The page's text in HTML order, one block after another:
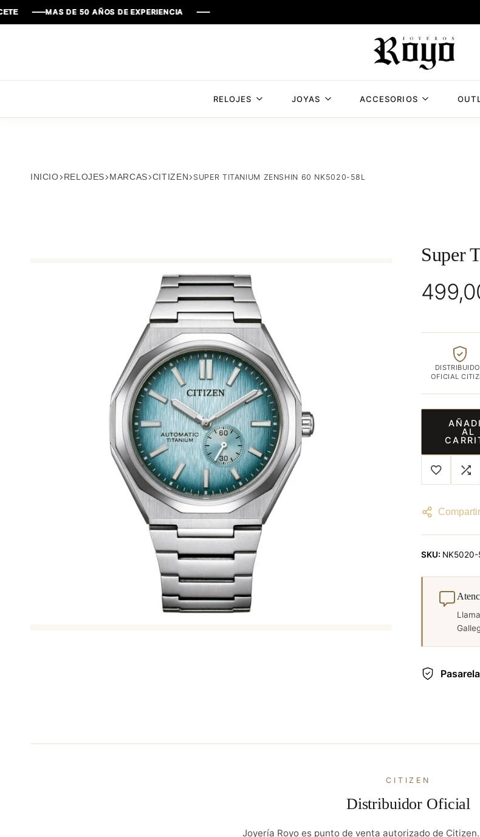
DE 50 AÑOS DE EXPERIENCIA
DE 50 AÑOS DE EXPERIENCIA
DE 50 AÑOS DE EXPERIENCIA
DE 50 AÑOS DE EXPERIENCIA
RELOJES JOYAS ACCESORIOS
INICIO RELOJES MARCAS CITIZEN SUPER TITANIUM ZENSHIN 60 NK5020-58L
Super
OFICIAL
AL
Compartir
SKU: NK5020-
CITIZEN
Distribuidor Oficial
Joyería Royo es punto de venta autorizado de